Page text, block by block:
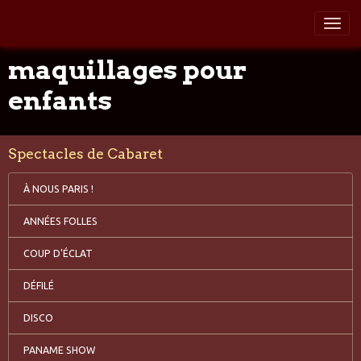
maquillages pour
enfants
Spectacles de Cabaret
À NOUS PARIS !
ANNÉES FOLLES
COUP D'ÉCLAT
DÉFILÉ
DISCO
PANAME SHOW